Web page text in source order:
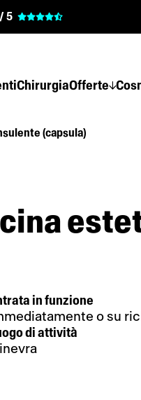
ChirurgiaOfferte
5
(capsula)
in funzione
o su
di attività